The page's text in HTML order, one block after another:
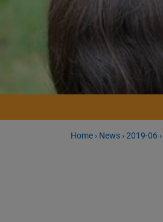
Home › News ›2019-06 ›